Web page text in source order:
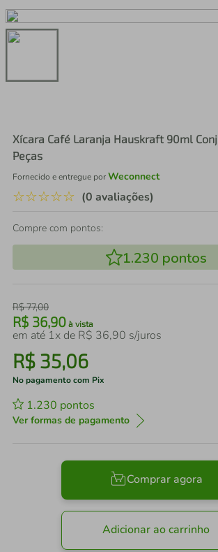
Xícara Café Laranja Hauskraft 90ml
Peças
Fornecido e entregue porWeconnect
☆☆☆☆☆ (0 avaliações)
Compre com pontos:
1.230 pontos
R$77,00
R$ 36,90 à vista
em até 1x de R$ 36,90 s/juros
R$ 35,06
No pagamento com Pix
1.230 pontos
Ver formas de pagamento
Comprar agora
Adicionar ao carrinho
3º